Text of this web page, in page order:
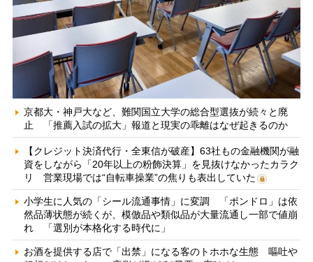
京都大・神戸大など、難関国立大学の総合型選抜が続々と廃
止 「推薦入試の拡大」報道と現実の乖離はなぜ起きるのか
【クレジット決済代行・全東信が破産】63社もの金融機関が融
資をしながら「20年以上の粉飾決算」を見抜けなかったカラク
リ 営業現場では“自転車操業”の焦りも表出していた
小学生に人気の「シール流通事情」に変調 「ボンドロ」は依
然品薄状態が続くが、模倣品や類似品が大量流通し一部で値崩
れ 「選別が本格化する時代に」
お酒を提供する店で「出禁」になる客のトホホな生態 嘔吐や